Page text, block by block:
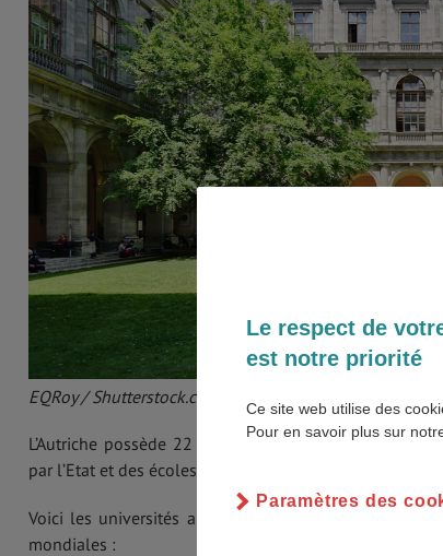
EQRoy / Shutterstock.com
L’Autriche possède 22 universités publiques, ainsi
par l’Etat et des écoles professionnelles supérieures.
Voici les universités autrichiennes les mieux
mondiales :
Le respect de
est notre priorité
Ce site web utilise des
Pour en savoir plus sur
Paramètres des